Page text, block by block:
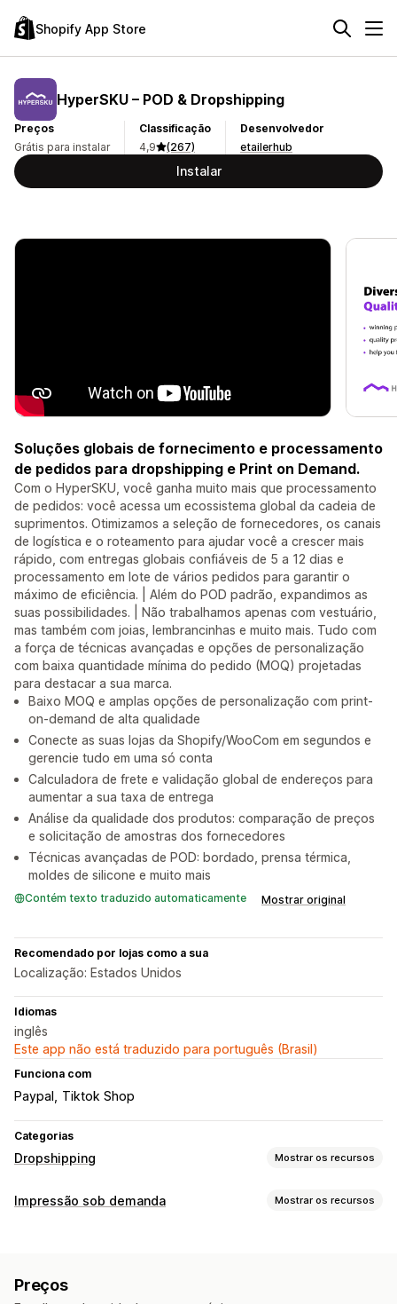
Shopify App Store
HyperSKU – POD & Dropshipping
Preços
Grátis para instalar
Classificação
4,9
(267)
Desenvolvedor
etailerhub
Instalar
Soluções globais de fornecimento e processamento
de pedidos para dropshipping e Print on Demand.
Com o HyperSKU, você ganha muito mais que processamento
de pedidos: você acessa um ecossistema global da cadeia de
suprimentos. Otimizamos a seleção de fornecedores, os canais
de logística e o roteamento para ajudar você a crescer mais
rápido, com entregas globais confiáveis de 5 a 12 dias e
processamento em lote de vários pedidos para garantir o
máximo de eficiência. | Além do POD padrão, expandimos as
suas possibilidades. | Não trabalhamos apenas com vestuário,
mas também com joias, lembrancinhas e muito mais. Tudo com
a força de técnicas avançadas e opções de personalização
com baixa quantidade mínima do pedido (MOQ) projetadas
para destacar a sua marca.
Baixo MOQ e amplas opções de personalização com print-
on-demand de alta qualidade
Conecte as suas lojas da Shopify/WooCom em segundos e
gerencie tudo em uma só conta
Calculadora de frete e validação global de endereços para
aumentar a sua taxa de entrega
Análise da qualidade dos produtos: comparação de preços
e solicitação de amostras dos fornecedores
Técnicas avançadas de POD: bordado, prensa térmica,
moldes de silicone e muito mais
Contém texto traduzido automaticamente Mostrar original
Recomendado por lojas como a sua
Localização: Estados Unidos
Idiomas
inglês
Este app não está traduzido para português (Brasil)
Funciona com
Paypal Tiktok Shop
Categorias
Dropshipping Mostrar os recursos
Produtos que você pode vender
Produtos esportivos
Impressão sob demanda Mostrar os recursos
Produtos
Preços